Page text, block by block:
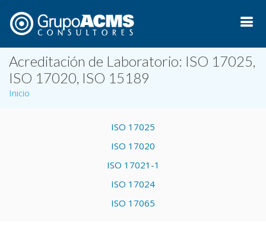
Acreditación de Laboratorio: ISO 17025,
ISO 17020, ISO 15189
Inicio
ISO 17025
ISO 17020
ISO 17021-1
ISO 17024
ISO 17065